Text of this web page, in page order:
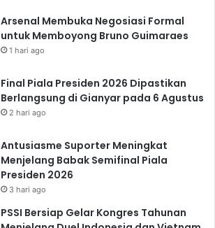
Arsenal Membuka Negosiasi Formal
untuk Memboyong Bruno Guimaraes
1 hari ago
Final Piala Presiden 2026 Dipastikan
Berlangsung di Gianyar pada 6 Agustus
2 hari ago
Antusiasme Suporter Meningkat
Menjelang Babak Semifinal Piala
Presiden 2026
3 hari ago
PSSI Bersiap Gelar Kongres Tahunan